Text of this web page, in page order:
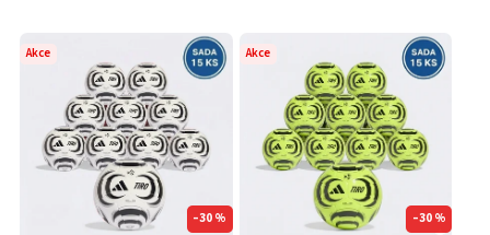
Abecedně
Akce
–30 %
Akce
–30 %